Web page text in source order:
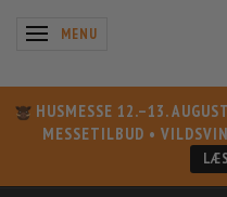
SKIFTE NAVIGATION
MENU
HUSMESSE 12.–13. AUGUST
MESSETILBUD •